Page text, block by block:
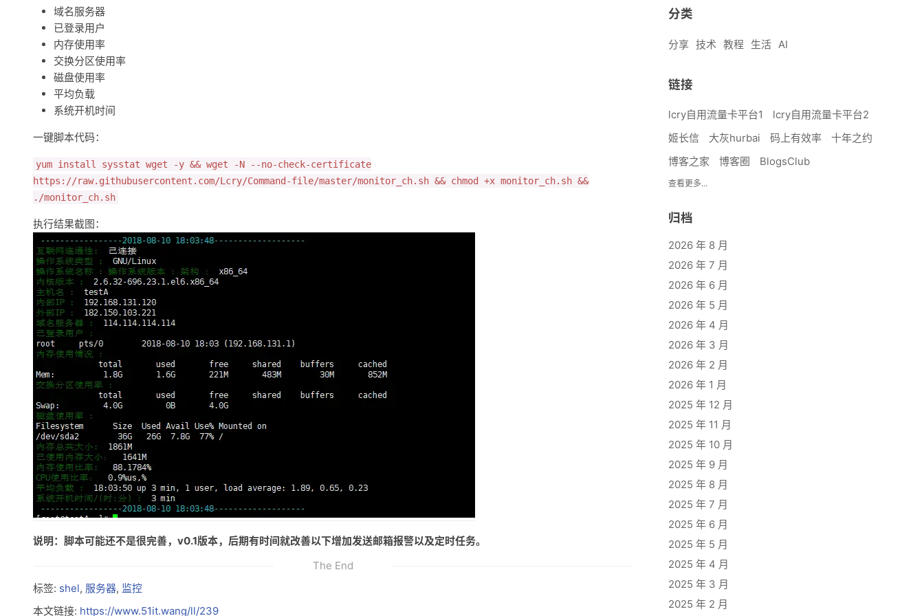
域名服务器
已登录用户
内存使用率
交换分区使用率
磁盘使用率
平均负载
系统开机时间
一键脚本代码：
yum install sysstat wget -y && wget -N --no-check-certificate
https://raw.githubusercontent.com/Lcry/Command-file/master/monitor_ch.sh && chmod +x monitor_ch.sh &&
./monitor_ch.sh
执行结果截图：
说明：脚本可能还不是很完善，v0.1版本，后期有时间就改善以下增加发送邮箱报警以及定时任务。
The End
标签: shel, 服务器, 监控
本文链接: https://www.51it.wang/ll/239
分类
分享 技术 教程 生活 AI
链接
lcry自用流量卡平台1
lcry自用流量卡平台2
姬长信
大灰hurbai 码上有效率
十年之约
博客之家
博客圈 BlogsClub
查看更多...
归档
2026 年 8 月
2026 年 7 月
2026 年 6 月
2026 年 5 月
2026 年 4 月
2026 年 3 月
2026 年 2 月
2026 年 1 月
2025 年 12 月
2025 年 11 月
2025 年 10 月
2025 年 9 月
2025 年 8 月
2025 年 7 月
2025 年 6 月
2025 年 5 月
2025 年 4 月
2025 年 3 月
2025 年 2 月